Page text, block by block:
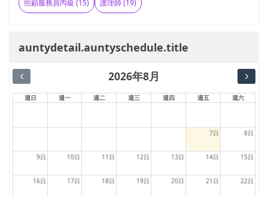
照顧服務員丙級 (15) 護理師 (19)
auntydetail.auntyschedule.title
2026年8月
週日 週一 週二 週三 週四 週五 週六
7日 8日
9日 10日 11日 12日 13日 14日 15日
16日 17日 18日 19日 20日 21日 22日